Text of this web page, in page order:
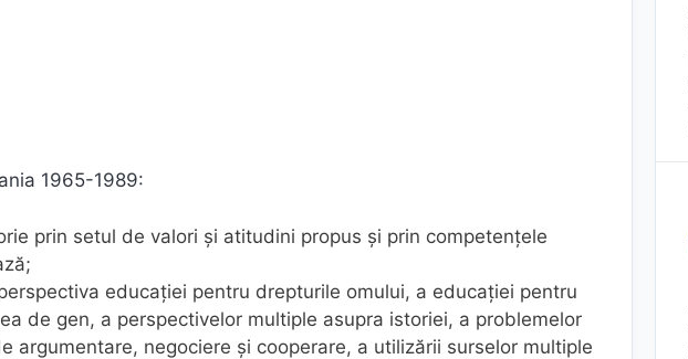
1965-1989:
prin setul de valori şi atitudini propus şi prin competenţele
educaţiei pentru drepturile omului, a educaţiei pentru
de gen, a perspectivelor multiple asupra istoriei, a problemelor
argumentare, negociere şi cooperare, a utilizării surselor multiple